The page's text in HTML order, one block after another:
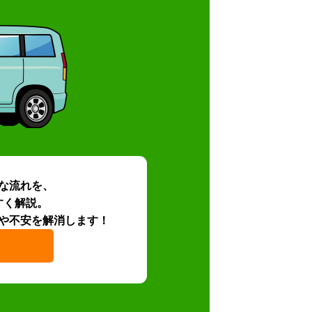
流れを、
解説。
不安を解消します！